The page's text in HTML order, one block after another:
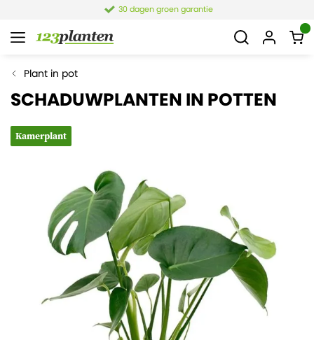
30 dagen groen garantie
Plant in pot
SCHADUWPLANTEN IN POTTEN
Kamerplant